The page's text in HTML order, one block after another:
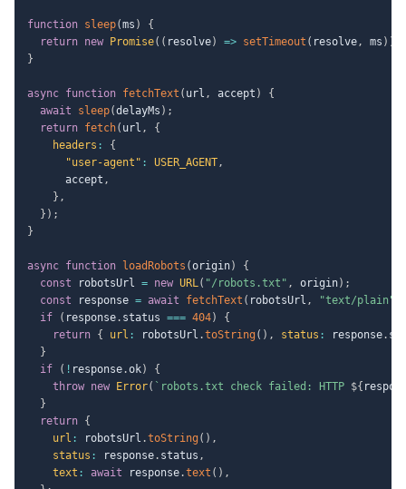
function sleep(ms )
{
return new Promise( ( resolve) => setTimeout ( resolve, ms ) )
}
async function fetchText ( url , accept )
{
await
sleep(delayMs ) ;
return fetch( url ,
{
headers :
{
"user-agent" : USER_AGENT,
      accept
,
} ,
} ) ;
}
async function loadRobots (origin)
{
const robotsUrl = new URL( "/robots.txt" , origin) ;
const response = await fetchText ( robotsUrl , "text/plain"
if
( response. status === 404)
{
return { url : robotsUrl .toString ( ) , status : response.
}
if
( ! response.ok)
{
throw new Error( ` robots.txt check failed: HTTP ${
}
return {
url : robotsUrl .toString ( ) ,
status : response. status ,
text : await response.text ( ) ,